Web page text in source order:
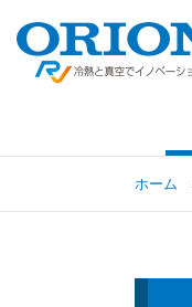
ホーム